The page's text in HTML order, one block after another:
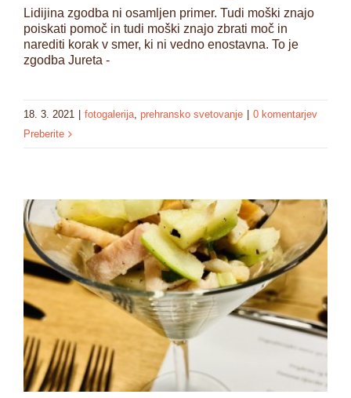
Lidijina zgodba ni osamljen primer. Tudi moški znajo
poiskati pomoč in tudi moški znajo zbrati moč in
narediti korak v smer, ki ni vedno enostavna. To je
zgodba Jureta -
18. 3. 2021 fotogalerija, prehransko svetovanje
0 komentarjev
Preberite